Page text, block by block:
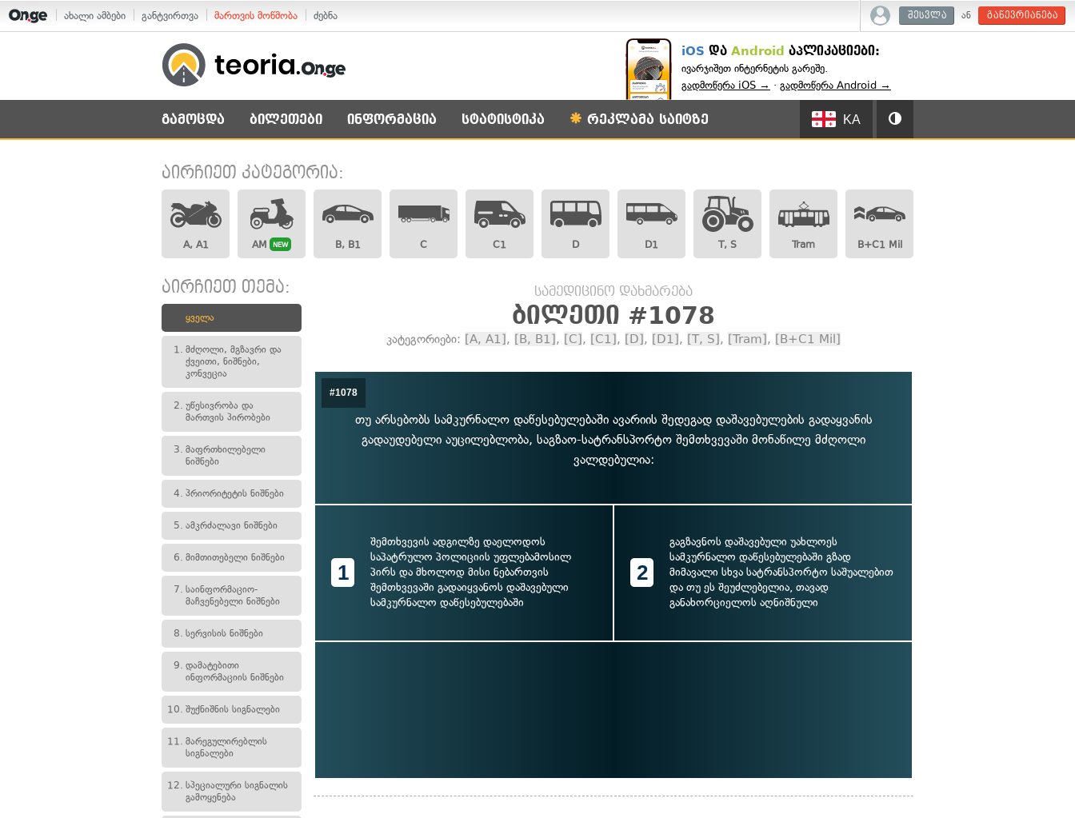
ახალი ამბები განტვირთვა მართვის მოწმობა ძებნა შესვლა ან გაწევრიანება
iOS და Android აპლიკაციები:
ივარჯიშეთ ინტერნეტის გარეშე.
გადმოწერა iOS → · გადმოწერა Android →
გამოცდა ბილეთები ინფორმაცია სტატისტიკა რეკლამა საიტზე KA
აირჩიეთ კატეგორია:
A, A1 AM NEW B, B1 C C1 D D1 T, S Tram B+C1 Mil
აირჩიეთ თემა:
ყველა
1. მძღოლი, მგზავრი და
ქვეითი, ნიშნები,
კონვეცია
2. უწესივრობა და
მართვის პირობები
3. მაფრთხილებელი
ნიშნები
4. პრიორიტეტის ნიშნები
5. ამკრძალავი ნიშნები
6. მიმთითებელი ნიშნები
7. საინფორმაციო-
მაჩვენებელი ნიშნები
8. სერვისის ნიშნები
9. დამატებითი
ინფორმაციის ნიშნები
10. შუქნიშნის სიგნალები
11. მარეგულირებლის
სიგნალები
12. სპეციალური სიგნალის
გამოყენება
სამედიცინო დახმარება
ბილეთი #1078
კატეგორიები: [A, A1], [B, B1], [C], [C1], [D], [D1], [T, S], [Tram], [B+C1 Mil]
#1078
თუ არსებობს სამკურნალო დაწესებულებაში ავარიის შედეგად დაშავებულების გადაყვანის
გადაუდებელი აუცილებლობა, საგზაო-სატრანსპორტო შემთხვევაში მონაწილე მძღოლი
ვალდებულია:
1
შემთხვევის ადგილზე დაელოდოს
საპატრულო პოლიციის უფლებამოსილ
პირს და მხოლოდ მისი ნებართვის
შემთხვევაში გადაიყვანოს დაშავებული
სამკურნალო დაწესებულებაში
2
გაგზავნოს დაშავებული უახლოეს
სამკურნალო დაწესებულებაში გზად
მიმავალი სხვა სატრანსპორტო საშუალებით
და თუ ეს შეუძლებელია, თავად
განახორციელოს აღნიშნული